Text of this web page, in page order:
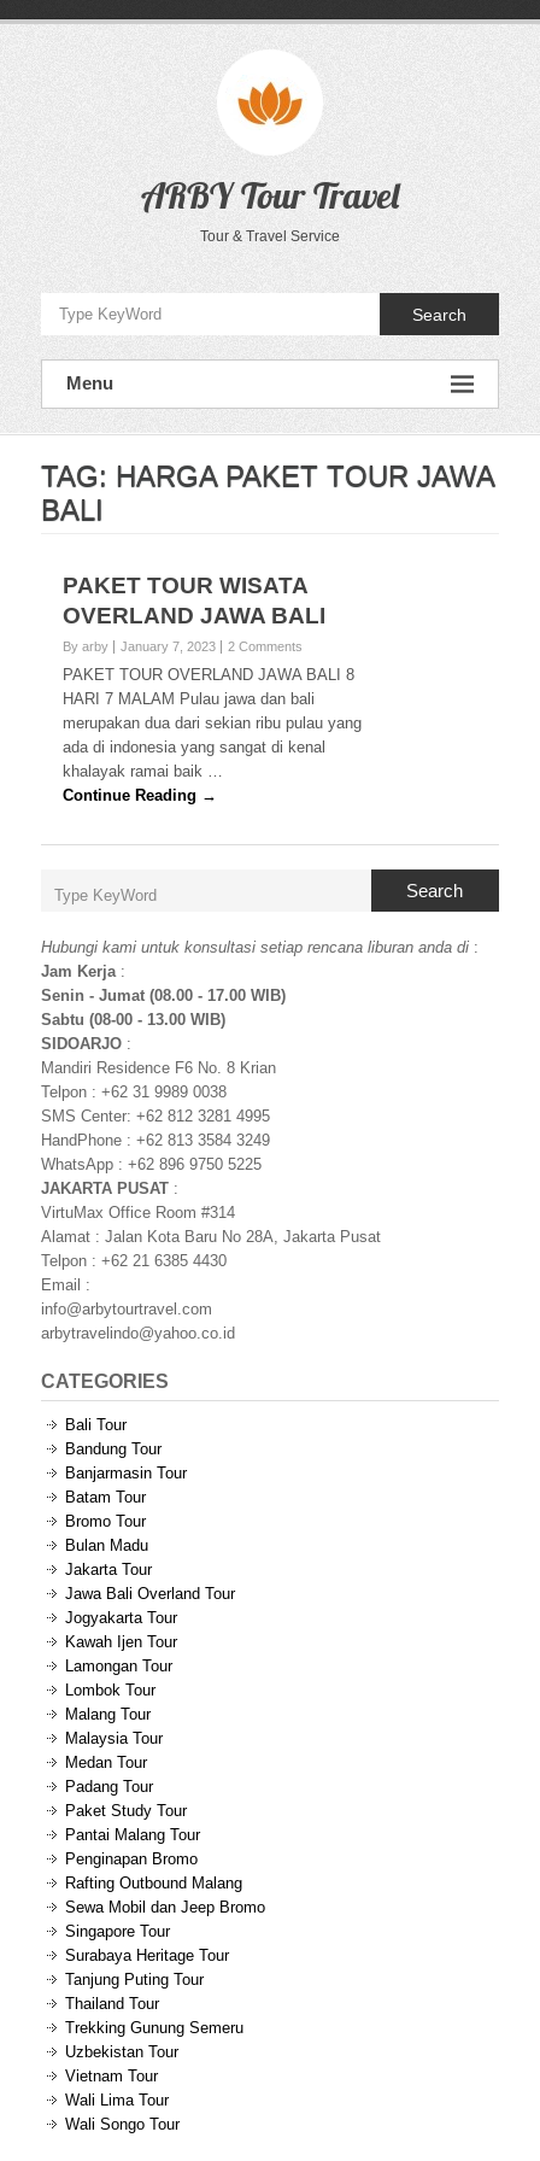
ARBY Tour Travel
Tour & Travel Service
Search
Menu
TAG: HARGA PAKET TOUR JAWA
BALI
PAKET TOUR WISATA
OVERLAND JAWA BALI
By arby January 7, 2023 2 Comments
PAKET TOUR OVERLAND JAWA BALI 8
HARI 7 MALAM Pulau jawa dan bali
merupakan dua dari sekian ribu pulau yang
ada di indonesia yang sangat di kenal
khalayak ramai baik …
Continue Reading →
Search
Hubungi kami untuk konsultasi setiap rencana liburan anda di :
Jam Kerja:
Senin - Jumat (08.00 - 17.00 WIB)
Sabtu (08-00 - 13.00 WIB)
SIDOARJO :
Mandiri Residence F6 No. 8 Krian
Telpon : +62 31 9989 0038
SMS Center: +62 812 3281 4995
HandPhone : +62 813 3584 3249
WhatsApp : +62 896 9750 5225
JAKARTA PUSAT :
VirtuMax Office Room #314
Alamat : Jalan Kota Baru No 28A, Jakarta Pusat
Telpon : +62 21 6385 4430
Email :
info@arbytourtravel.com
arbytravelindo@yahoo.co.id
CATEGORIES
Bali Tour
Bandung Tour
Banjarmasin Tour
Batam Tour
Bromo Tour
Bulan Madu
Jakarta Tour
Jawa Bali Overland Tour
Jogyakarta Tour
Kawah Ijen Tour
Lamongan Tour
Lombok Tour
Malang Tour
Malaysia Tour
Medan Tour
Padang Tour
Paket Study Tour
Pantai Malang Tour
Penginapan Bromo
Rafting Outbound Malang
Sewa Mobil dan Jeep Bromo
Singapore Tour
Surabaya Heritage Tour
Tanjung Puting Tour
Thailand Tour
Trekking Gunung Semeru
Uzbekistan Tour
Vietnam Tour
Wali Lima Tour
Wali Songo Tour